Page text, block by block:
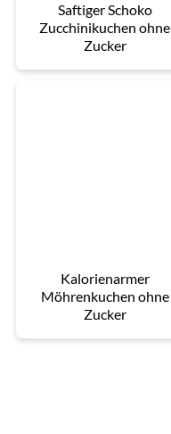
Saftiger Schoko
Zucchinikuchen ohne
Zucker
Kalorienarmer
Möhrenkuchen ohne
Zucker